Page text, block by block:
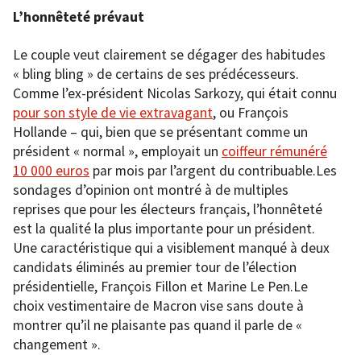
L’honnêteté prévaut
Le couple veut clairement se dégager des habitudes
« bling bling » de certains de ses prédécesseurs.
Comme l’ex-président Nicolas Sarkozy, qui était connu
pour son style de vie extravagant, ou François
Hollande – qui, bien que se présentant comme un
président « normal », employait un coiffeur rémunéré
10 000 euros par mois par l’argent du contribuable.Les
sondages d’opinion ont montré à de multiples
reprises que pour les électeurs français, l’honnêteté
est la qualité la plus importante pour un président.
Une caractéristique qui a visiblement manqué à deux
candidats éliminés au premier tour de l’élection
présidentielle, François Fillon et Marine Le Pen.Le
choix vestimentaire de Macron vise sans doute à
montrer qu’il ne plaisante pas quand il parle de «
changement ».